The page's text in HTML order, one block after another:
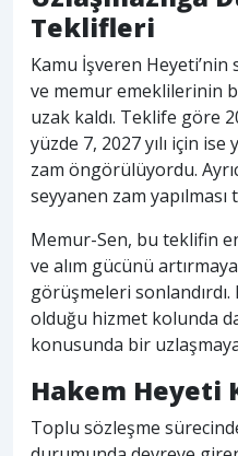
Teklifleri
Kamu İşveren
ve memur emeklilerinin
uzak kaldı. Teklife göre
yüzde 7, 2027 yılı için
zam öngörülüyordu.
seyyanen zam
Memur-Sen, bu teklifin
ve alım gücünü
görüşmeleri
olduğu hizmet kolunda
konusunda bir
Hakem Heyeti
Toplu sözleşme